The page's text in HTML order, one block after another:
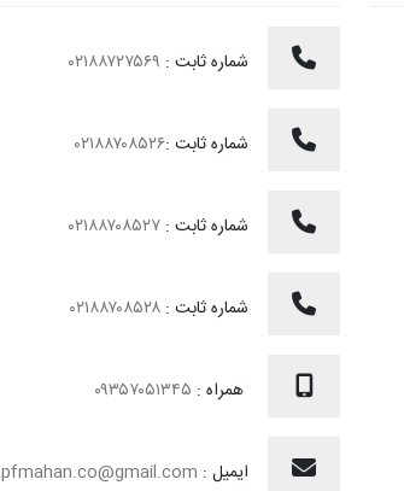
شماره ثابت :
شماره ثابت :۰۲۱۸۸۷۰۸۵۲۶
شماره ثابت :
شماره ثابت :
همراه :
ایمیل : pfmahan.co@gmail.com